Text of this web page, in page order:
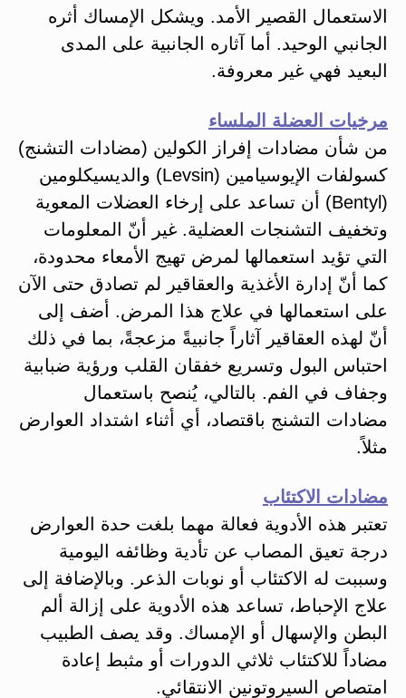
الاستعمال القصير الأمد. ويشكل الإمساك أثره
الجانبي الوحيد. أما آثاره الجانبية على المدى
البعيد فهي غير معروفة.
مرخيات العضلة الملساء
من شأن مضادات إفراز الكولين (مضادات التشنج)
كسولفات الإيوسيامين (Levsin) والديسيكلومين
(Bentyl) أن تساعد على إرخاء العضلات المعوية
وتخفيف التشنجات العضلية. غير أنّ المعلومات
التي تؤيد استعمالها لمرض تهيج الأمعاء محدودة،
كما أنّ إدارة الأغذية والعقاقير لم تصادق حتى الآن
على استعمالها في علاج هذا المرض. أضف إلى
أنّ لهذه العقاقير آثاراً جانبيةً مزعجةً، بما في ذلك
احتباس البول وتسريع خفقان القلب ورؤية ضبابية
وجفاف في الفم. بالتالي، يُنصح باستعمال
مضادات التشنج باقتصاد، أي أثناء اشتداد العوارض
مثلاً.
مضادات الاكتئاب
تعتبر هذه الأدوية فعالة مهما بلغت حدة العوارض
درجة تعيق المصاب عن تأدية وظائفه اليومية
وسببت له الاكتئاب أو نوبات الذعر. وبالإضافة إلى
علاج الإحباط، تساعد هذه الأدوية على إزالة ألم
البطن والإسهال أو الإمساك. وقد يصف الطبيب
مضاداً للاكتئاب ثلاثي الدورات أو مثبط إعادة
امتصاص السيروتونين الانتقائي.